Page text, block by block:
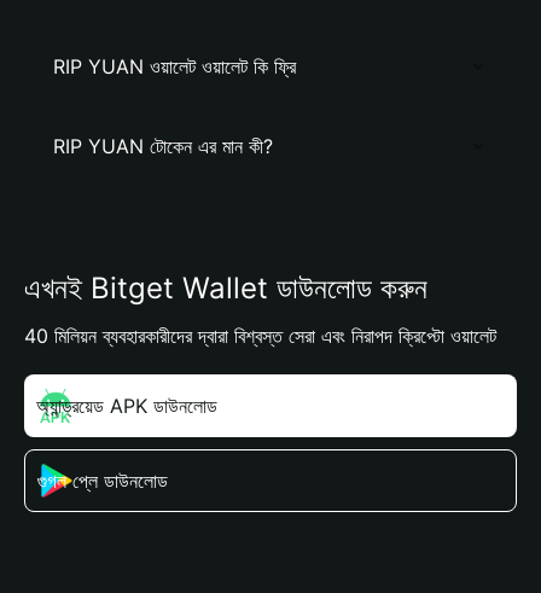
RIP YUAN ওয়ালেট ওয়ালেট কি ফ্রি
RIP YUAN টোকেন এর মান কী?
এখনই Bitget Wallet ডাউনলোড করুন
40 মিলিয়ন ব্যবহারকারীদের দ্বারা বিশ্বস্ত সেরা এবং নিরাপদ ক্রিপ্টো ওয়ালেট
অ্যান্ড্রয়েড APK ডাউনলোড
গুগল প্লে ডাউনলোড